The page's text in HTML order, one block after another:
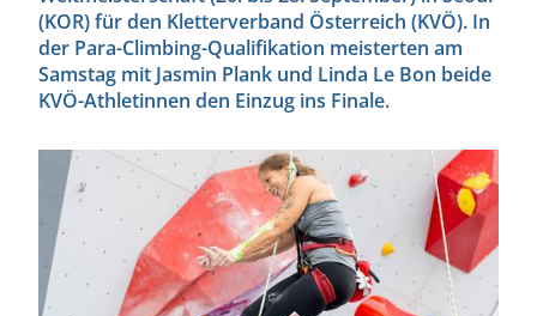
(KOR) für den Kletterverband Österreich (KVÖ). In
der Para-Climbing-Qualifikation meisterten am
Samstag mit Jasmin Plank und Linda Le Bon beide
KVÖ-Athletinnen den Einzug ins Finale.